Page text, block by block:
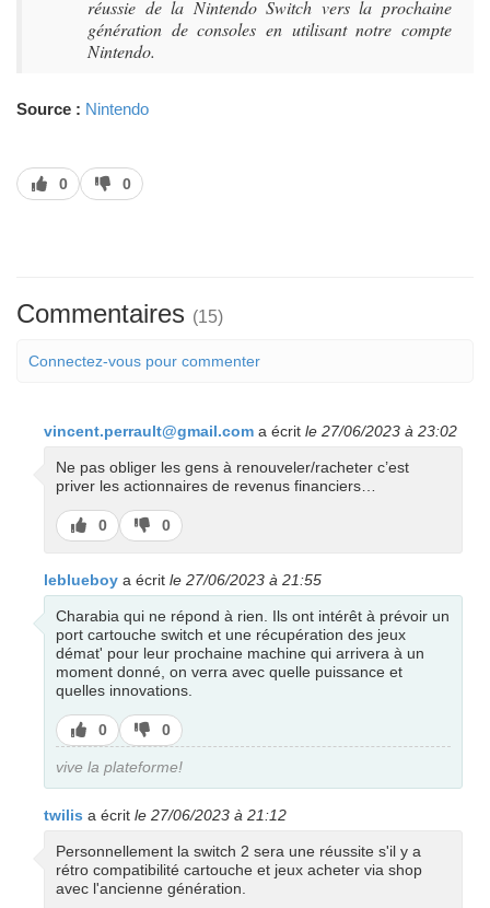
réussie de la Nintendo Switch vers la prochaine
génération de consoles en utilisant notre compte
Nintendo.
Source : Nintendo
J’aime
0
J’aime
pas
0
Commentaires (15)
Connectez-vous pour commenter
vincent.perrault@gmail.com a écrit le 27/06/2023 à 23:02
Ne pas obliger les gens à renouveler/racheter c’est
priver les actionnaires de revenus financiers…
J’aime
0
J’aime
pas
0
leblueboy a écrit le 27/06/2023 à 21:55
Charabia qui ne répond à rien. Ils ont intérêt à prévoir un
port cartouche switch et une récupération des jeux
démat' pour leur prochaine machine qui arrivera à un
moment donné, on verra avec quelle puissance et
quelles innovations.
J’aime
0
J’aime
pas
0
vive la plateforme!
twilis a écrit le 27/06/2023 à 21:12
Personnellement la switch 2 sera une réussite s'il y a
rétro compatibilité cartouche et jeux acheter via shop
avec l'ancienne génération.